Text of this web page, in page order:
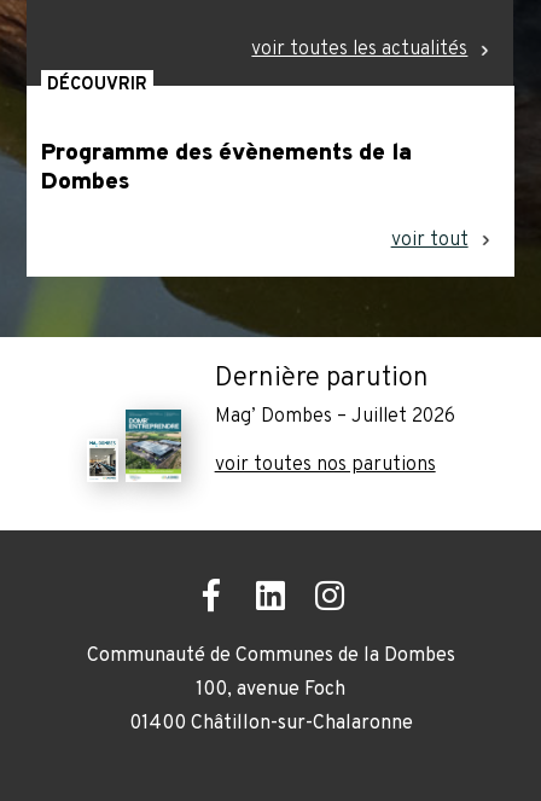
voir toutes les actualités
DÉCOUVRIR
Programme des évènements de la
Dombes
voir tout
Dernière parution
Mag’ Dombes – Juillet 2026
voir toutes nos parutions
Communauté de Communes de la Dombes
100, avenue Foch
01400 Châtillon-sur-Chalaronne